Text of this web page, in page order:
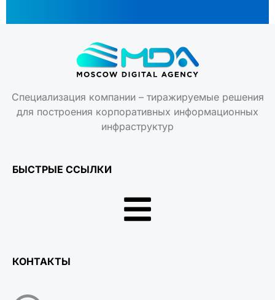
Специализация компании – тиражируемые решения
для построения корпоративных информационных
инфраструктур
БЫСТРЫЕ ССЫЛКИ
КОНТАКТЫ